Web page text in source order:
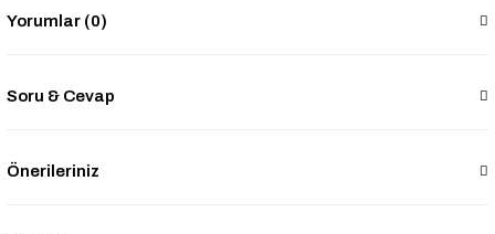
Yorumlar (0)
Soru & Cevap
Önerileriniz